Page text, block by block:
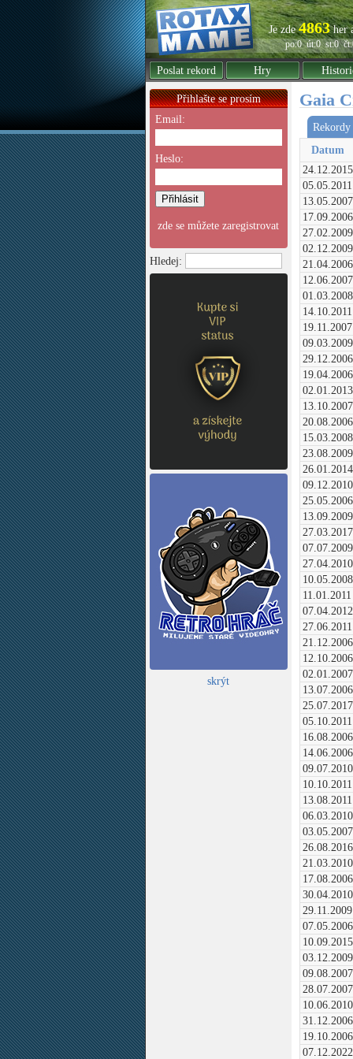
Je zde4863her
po:0 út:0 st:0
Poslat rekord Hry
Přihlašte se prosím
Email:
Heslo:
zde se můžete zaregistrovat
Hledej:
skrýt
Gaia
Rekordy
Datum
24.12.2015
05.05.2011
13.05.2007
17.09.2006
27.02.2009
02.12.2009
21.04.2006
12.06.2007
01.03.2008
14.10.2011
19.11.2007
09.03.2009
29.12.2006
19.04.2006
02.01.2013
13.10.2007
20.08.2006
15.03.2008
23.08.2009
26.01.2014
09.12.2010
25.05.2006
13.09.2009
27.03.2017
07.07.2009
27.04.2010
10.05.2008
11.01.2011
07.04.2012
27.06.2011
21.12.2006
12.10.2006
02.01.2007
13.07.2006
25.07.2017
05.10.2011
16.08.2006
14.06.2006
09.07.2010
10.10.2011
13.08.2011
06.03.2010
03.05.2007
26.08.2016
21.03.2010
17.08.2006
30.04.2010
29.11.2009
07.05.2006
10.09.2015
03.12.2009
09.08.2007
28.07.2007
10.06.2010
31.12.2006
19.10.2006
07.12.2022